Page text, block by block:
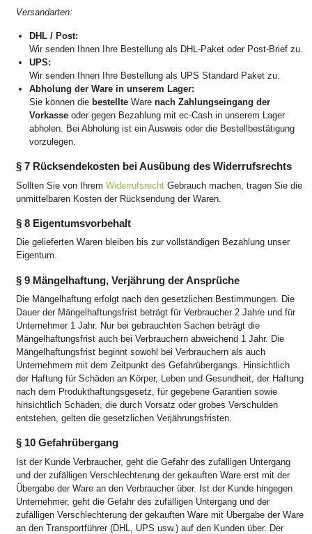
Versandarten:
DHL / Post:
Wir senden Ihnen Ihre Bestellung als DHL-Paket oder Post-Brief zu.
UPS:
Wir senden Ihnen Ihre Bestellung als UPS Standard Paket zu.
Abholung der Ware in unserem Lager:
Sie können die bestellte Warenach Zahlungseingang der
Vorkasse oder gegen Bezahlung mit ec-Cash in unserem Lager
abholen. Bei Abholung ist ein Ausweis oder die Bestellbestätigung
vorzulegen.
§ 7 Rücksendekosten bei Ausübung des Widerrufsrechts
Sollten Sie von IhremWiderrufsrecht Gebrauch machen, tragen Sie die
unmittelbaren Kosten der Rücksendung der Waren.
§ 8 Eigentumsvorbehalt
Die gelieferten Waren bleiben bis zur vollständigen Bezahlung unser
Eigentum.
§ 9 Mängelhaftung, Verjährung der Ansprüche
Die Mängelhaftung erfolgt nach den gesetzlichen Bestimmungen. Die
Dauer der Mängelhaftungsfrist beträgt für Verbraucher 2 Jahre und für
Unternehmer 1 Jahr. Nur bei gebrauchten Sachen beträgt die
Mängelhaftungsfrist auch bei Verbrauchern abweichend 1 Jahr. Die
Mängelhaftungsfrist beginnt sowohl bei Verbrauchern als auch
Unternehmern mit dem Zeitpunkt des Gefahrübergangs. Hinsichtlich
der Haftung für Schäden an Körper, Leben und Gesundheit, der Haftung
nach dem Produkthaftungsgesetz, für gegebene Garantien sowie
hinsichtlich Schäden, die durch Vorsatz oder grobes Verschulden
entstehen, gelten die gesetzlichen Verjährungsfristen.
§ 10 Gefahrübergang
Ist der Kunde Verbraucher, geht die Gefahr des zufälligen Untergang
und der zufälligen Verschlechterung der gekauften Ware erst mit der
Übergabe der Ware an den Verbraucher über. Ist der Kunde hingegen
Unternehmer, geht die Gefahr des zufälligen Untergang und der
zufälligen Verschlechterung der gekauften Ware mit Übergabe der Ware
an den Transportführer (DHL, UPS usw.) auf den Kunden über. Der